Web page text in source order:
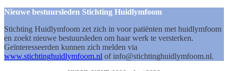
Nieuwe bestuursleden Stichting Huidlymfoom
Stichting Huidlymfoom zet zich in voor patiënten met huidlymfoom
en zoekt nieuwe bestuursleden om haar werk te versterken.
Geïnteresseerden kunnen zich melden via
www.stichtinghuidlymfoom.nl ofinfo@stichtinghuidlymfoom.nl.